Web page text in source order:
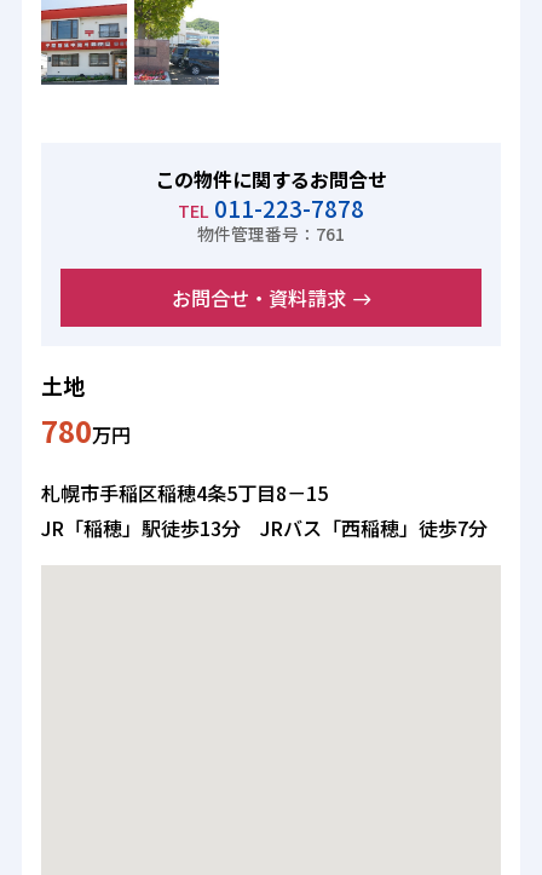
この物件に関するお問合せ
TEL 011-223-7878
物件管理番号：761
お問合せ・資料請求
土地
780万円
札幌市手稲区稲穂4条5丁目8－15
JR「稲穂」駅徒歩13分 JRバス「西稲穂」徒歩7分